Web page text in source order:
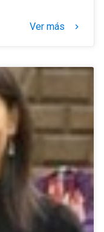
Ver más keyboard_arrow_right